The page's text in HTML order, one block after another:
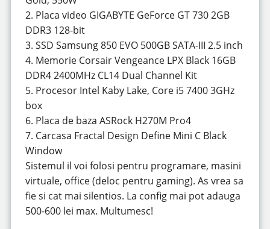
2. Placa video GIGABYTE GeForce GT 730 2GB
DDR3 128-bit
3. SSD Samsung 850 EVO 500GB SATA-III 2.5 inch
4. Memorie Corsair Vengeance LPX Black 16GB
DDR4 2400MHz CL14 Dual Channel Kit
5. Procesor Intel Kaby Lake, Core i5 7400 3GHz
box
6. Placa de baza ASRock H270M Pro4
7. Carcasa Fractal Design Define Mini C Black
Window
Sistemul il voi folosi pentru programare, masini
virtuale, office (deloc pentru gaming). As vrea sa
fie si cat mai silentios. La config mai pot adauga
500-600 lei max. Multumesc!